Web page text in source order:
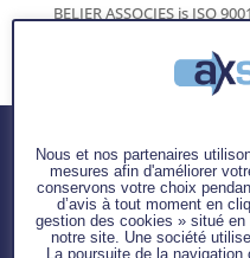
BELIER ASSOCIES is ISO
Nos
interventions :
Nous et nos partenaires
mesures afin d'améliorer
conservons votre choix
d’avis à tout moment en
gestion des cookies » situé
notre site. Une société
La poursuite de la